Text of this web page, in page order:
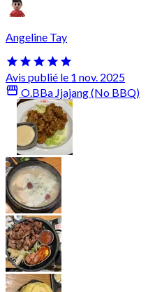
Angeline Tay
Avis publié le 1 nov. 2025
O.BBa Jjajang (No BBQ)